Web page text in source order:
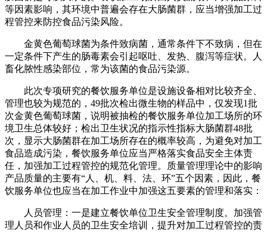
等因素影响，其环境中普遍会存在大肠菌群，应当增强加工过
程管控来防控食品污染风险。
金黄色葡萄球菌为条件致病菌，通常条件下不致病，但在
一定条件下产生的肠毒素会引起呕吐、发热、腹泻等症状。人
畜化脓性感染部位，常为该菌的食品污染源。
此次专项研究的餐饮服务单位是设施设备相对比较齐全、
管理也较为规范的，49批次检出微生物的样品中，仅发现1批
次金黄色葡萄球菌，说明被抽检的餐饮服务单位加工场所的环
境卫生总体较好；检出卫生状况的指示性指标大肠菌群48批
次，显示大肠菌群在加工场所存在的概率较高，为避免对加工
食品造成污染，餐饮服务单位应当严格落实食品安全主体责
任，加强加工过程管控的规范化管理。质量管理理论中的影响
产品质量的主要有“人、机、料、法、环”五个因素，因此，餐
饮服务单位也应当在加工作业中加强这五要素的管理和落实：
人员管理：一是建立餐饮单位卫生安全管理制度。加强管
理人员和作业人员的卫生安全培训，提升对加工过程管控的责